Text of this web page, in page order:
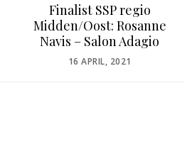
Finalist SSP regio
Midden/Oost: Rosanne
Navis – Salon Adagio
POSTED
16 APRIL, 2021